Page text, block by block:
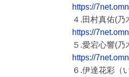
https://
４.田村真佑(乃
https://
５.愛宕心響(
https://
６.伊達花彩（